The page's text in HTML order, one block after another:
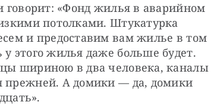
говорит: «Фонд жилья в аварийном
потолками. Штукатурка
и предоставим вам жилье в том
этого жилья даже больше будет.
шириною в два человека, каналы
прежней. А домики — да, домики